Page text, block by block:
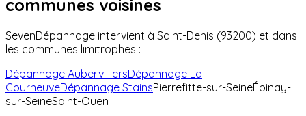
communes voisines
SevenDépannage intervient à Saint-Denis (93200) et dans
les communes limitrophes :
Dépannage AubervilliersDépannage La
CourneuveDépannage StainsPierrefitte-sur-SeineÉpinay-
sur-SeineSaint-Ouen